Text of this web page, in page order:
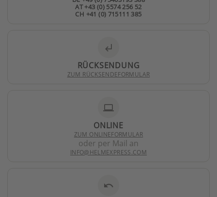
AT +43 (0) 5574 256 52
CH +41 (0) 715111 385
subdirectory_arrow_left
RÜCKSENDUNG
ZUM RÜCKSENDEFORMULAR
laptop
ONLINE
ZUM ONLINEFORMULAR
oder per Mail an
INFO@HELMEXPRESS.COM
undo